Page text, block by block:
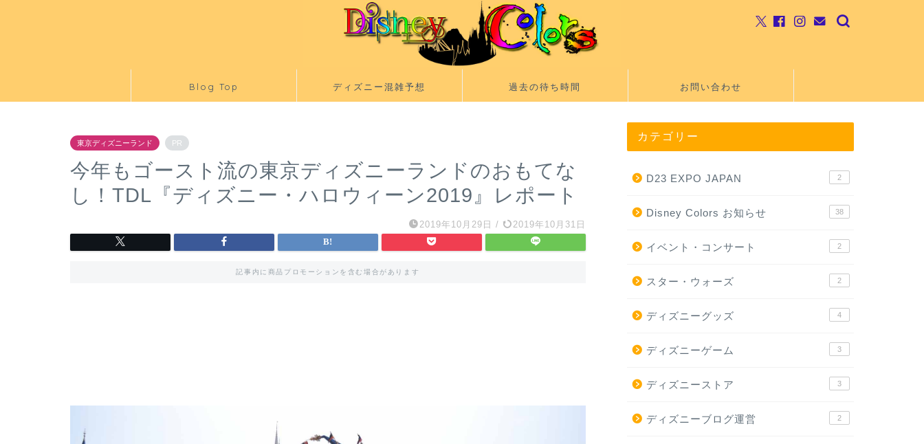
Blog Top ディズニー混雑予想 過去の待ち時間 お問い合わせ
東京ディズニーランド PR
今年もゴースト流の東京ディズニーランドのおもてな
し！TDL『ディズニー・ハロウィーン2019』レポート
2019年10月29日 / 2019年10月31日
記事内に商品プロモーションを含む場合があります
カテゴリー
D23 EXPO JAPAN 2
Disney Colors お知らせ 38
イベント・コンサート 2
スター・ウォーズ 2
ディズニーグッズ 4
ディズニーゲーム 3
ディズニーストア 3
ディズニーブログ運営 2